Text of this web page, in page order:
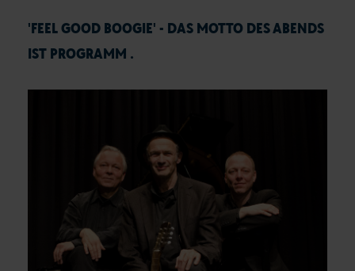
'FEEL GOOD BOOGIE' - DAS MOTTO DES ABENDS
IST PROGRAMM .